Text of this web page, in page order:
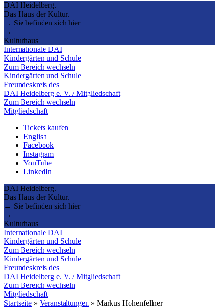
DAI Heidelberg.
Das Haus der Kultur.
→ Sie befinden sich hier
→
Kulturhaus
Internationale DAI
Kindergärten und Schule
Zum Bereich wechseln
Kindergärten und Schule
Freundeskreis des
DAI Heidelberg e. V. / Mitgliedschaft
Zum Bereich wechseln
Mitgliedschaft
Tickets kaufen
English
Facebook
Instagram
YouTube
LinkedIn
DAI Heidelberg.
Das Haus der Kultur.
→ Sie befinden sich hier
→
Kulturhaus
Internationale DAI
Kindergärten und Schule
Zum Bereich wechseln
Kindergärten und Schule
Freundeskreis des
DAI Heidelberg e. V. / Mitgliedschaft
Zum Bereich wechseln
Mitgliedschaft
Startseite » Veranstaltungen » Markus Hohenfellner